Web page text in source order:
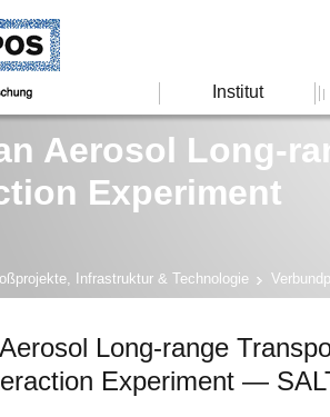
Aerosol Long-
Experiment
Infrastruktur & Technologie
Long-range
Experiment —
Institut